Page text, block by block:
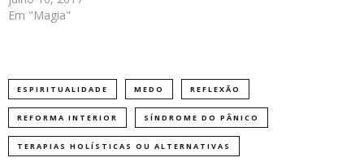
Em "Magia"
ESPIRITUALIDADE MEDO REFLEXÃO
REFORMA INTERIOR SÍNDROME DO PÂNICO
TERAPIAS HOLÍSTICAS OU ALTERNATIVAS